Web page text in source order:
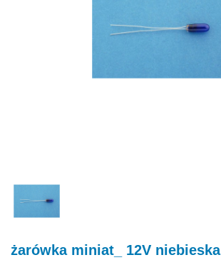
żarówka miniat_ 12V niebieska